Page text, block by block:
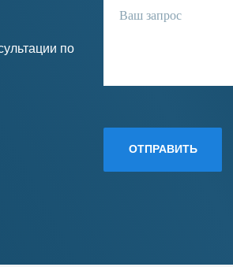
по
ОТПРАВИТЬ